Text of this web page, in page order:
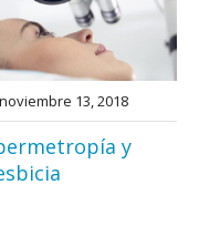
noviembre
Catarata